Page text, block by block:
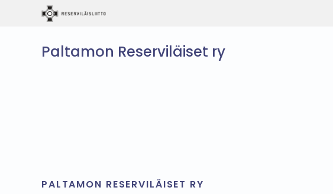
Paltamon Reserviläiset ry
PALTAMON RESERVILÄISET RY